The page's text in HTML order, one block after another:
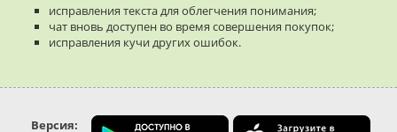
исправления текста для облегчения понимания;
чат вновь доступен во время совершения покупок;
исправления кучи других ошибок.
Версия: